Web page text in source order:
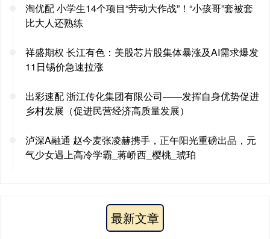
淘优配 小学生14个项目“劳动大作战”！“小孩哥”套被套
比大人还熟练
祥盛期权 长江有色：美股芯片股集体暴涨及AI需求爆发
11日锡价急速拉涨
出彩速配 浙江传化集团有限公司——发挥自身优势促进
乡村发展（促进民营经济高质量发展）
泸深A融通 赵今麦张凌赫携手，正午阳光重磅出品，元
气少女遇上高冷学霸_蒋峤西_樱桃_琥珀
最新文章